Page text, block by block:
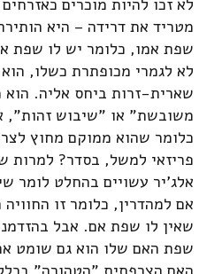
מטריד את דרידה – היא
שפת אמו, כלומר יש לו שפת
לא לגמרי מכופתרת כשלו, הוא
שארית-זרות ביחס אליה.
משובשת" או "שיבוש זהות",
כלומר שהוא ממוקם מחוץ
פריזאי למשל, בסדר? למרות
אלג'יר עשויים בהחלט לומר
אם למהדרין, כלומר זו
שאין לו שפת אם. אבל
שפת האם שלו הוא גם שומט